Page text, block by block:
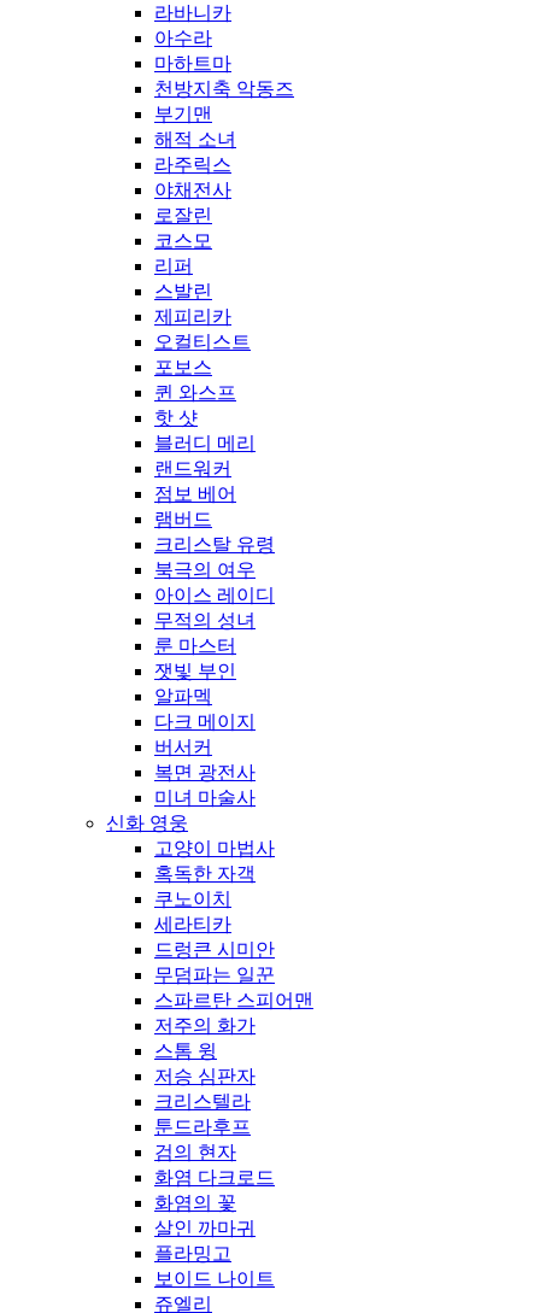
라바니카
아수라
마하트마
천방지축 악동즈
부기맨
해적 소녀
라주릭스
야채전사
로잘린
코스모
리퍼
스발린
제피리카
오컬티스트
포보스
퀸 와스프
핫 샷
블러디 메리
랜드워커
점보 베어
램버드
크리스탈 유령
북극의 여우
아이스 레이디
무적의 성녀
룬 마스터
잿빛 부인
알파멕
다크 메이지
버서커
복면 광전사
미녀 마술사
신화 영웅
고양이 마법사
혹독한 자객
쿠노이치
세라티카
드렁큰 시미안
무덤파는 일꾼
스파르탄 스피어맨
저주의 화가
스톰 윙
저승 심판자
크리스텔라
툰드라후프
검의 현자
화염 다크로드
화염의 꽃
살인 까마귀
플라밍고
보이드 나이트
쥬엘리